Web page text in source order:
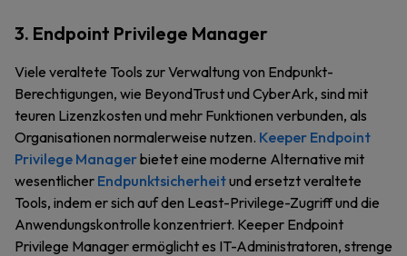
3. Endpoint Privilege Manager
Viele veraltete Tools zur Verwaltung von Endpunkt-
Berechtigungen, wie BeyondTrust und CyberArk, sind mit
teuren Lizenzkosten und mehr Funktionen verbunden, als
Organisationen normalerweise nutzen. Keeper Endpoint
Privilege Managerbietet eine moderne Alternative mit
wesentlicher Endpunktsicherheitund ersetzt veraltete
Tools, indem er sich auf den Least-Privilege-Zugriff und die
Anwendungskontrolle konzentriert. Keeper Endpoint
Privilege Manager ermöglicht es IT-Administratoren, strenge